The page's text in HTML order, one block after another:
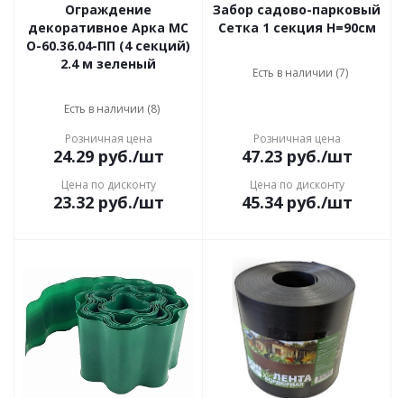
Ограждение
декоративное Арка МС
О-60.36.04-ПП (4 секций)
2.4 м зеленый
Есть в наличии (8)
Розничная цена
24.29руб./шт
Цена по дисконту
23.32руб./шт
Забор садово-парковый
Сетка 1 секция H=90см
Есть в наличии (7)
Розничная цена
47.23руб./шт
Цена по дисконту
45.34руб./шт